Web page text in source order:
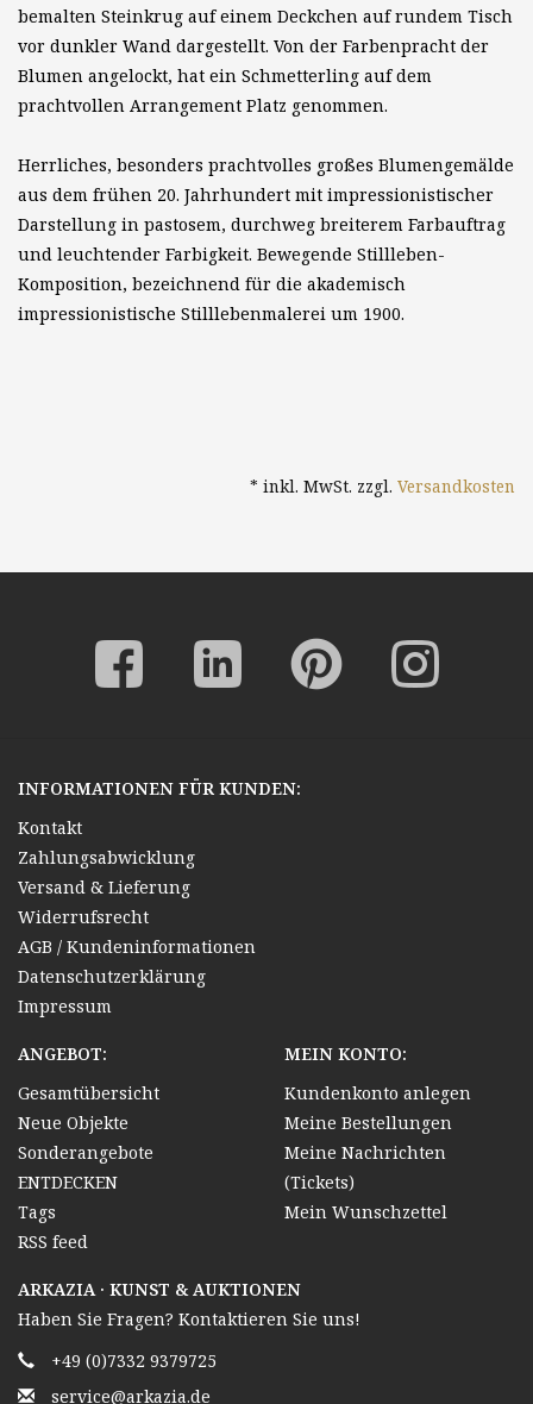
bemalten Steinkrug auf einem Deckchen auf rundem Tisch
vor dunkler Wand dargestellt. Von der Farbenpracht der
Blumen angelockt, hat ein Schmetterling auf dem
prachtvollen Arrangement Platz genommen.
Herrliches, besonders prachtvolles großes Blumengemälde
aus dem frühen 20. Jahrhundert mit impressionistischer
Darstellung in pastosem, durchweg breiterem Farbauftrag
und leuchtender Farbigkeit. Bewegende Stillleben-
Komposition, bezeichnend für die akademisch
impressionistische Stilllebenmalerei um 1900.
* inkl. MwSt. zzgl. Versandkosten
INFORMATIONEN FÜR KUNDEN:
Kontakt
Zahlungsabwicklung
Versand & Lieferung
Widerrufsrecht
AGB / Kundeninformationen
Datenschutzerklärung
Impressum
ANGEBOT:
Gesamtübersicht
Neue Objekte
Sonderangebote
ENTDECKEN
Tags
RSS feed
MEIN KONTO:
Kundenkonto anlegen
Meine Bestellungen
Meine Nachrichten
(Tickets)
Mein Wunschzettel
ARKAZIA · KUNST & AUKTIONEN
Haben Sie Fragen? Kontaktieren Sie uns!
+49 (0)7332 9379725
service@arkazia.de